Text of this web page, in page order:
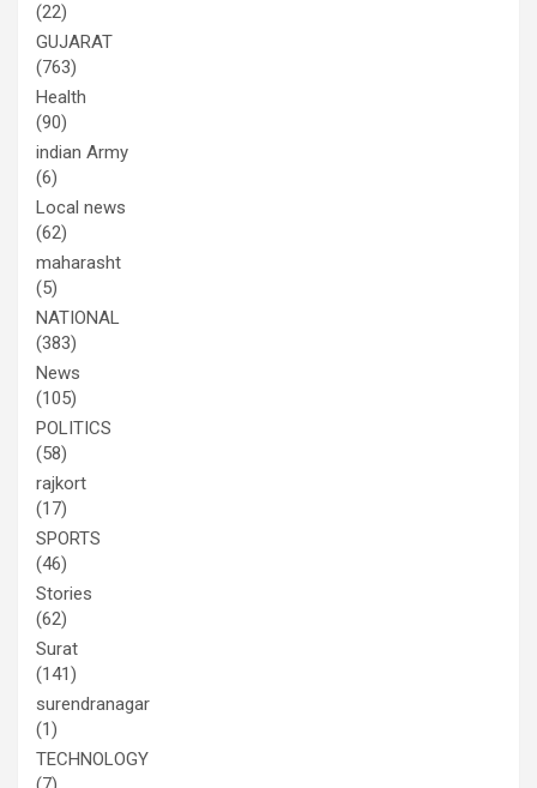
(22)
GUJARAT
(763)
Health
(90)
indian Army
(6)
Local news
(62)
maharasht
(5)
NATIONAL
(383)
News
(105)
POLITICS
(58)
rajkort
(17)
SPORTS
(46)
Stories
(62)
Surat
(141)
surendranagar
(1)
TECHNOLOGY